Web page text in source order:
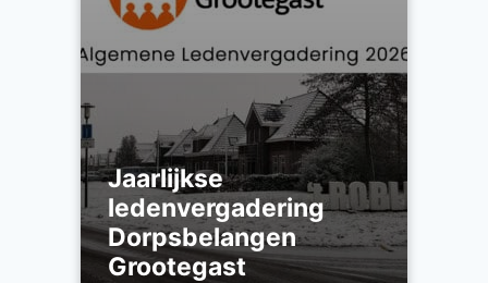
Jaarlijkse
ledenvergadering
Dorpsbelangen
Grootegast